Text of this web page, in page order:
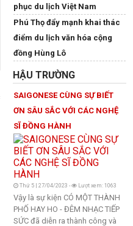
phục du lịch Việt Nam
Phú Thọ đẩy mạnh khai thác
điểm du lịch văn hóa cộng
đồng Hùng Lô
HẬU TRƯỜNG
SAIGONESE CÙNG SỰ BIẾT
ƠN SÂU SẮC VỚI CÁC NGHỆ
SĨ ĐỒNG HÀNH
Thứ 5 | 27/04/2023 - Lượt xem: 1063
Vậy là sự kiện CÓ MỘT THÀNH
PHỐ HAY HO - ĐÊM NHẠC TIẾP
SỨC đã diễn ra thành công và